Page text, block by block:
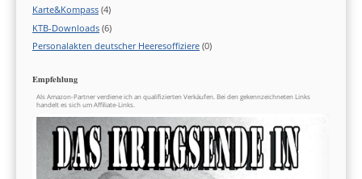
Karte&Kompass (4)
KTB-Downloads (6)
Personalakten deutscher Heeresoffiziere (0)
Empfehlung
Als Amazon-Partner verdiene ich an qualifizierten Verkäufen. Bei den gekennzeichneten Links
handelt es sich um Affiliate-Links.